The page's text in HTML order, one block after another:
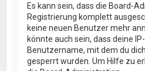
Es kann sein, dass die Board-
Registrierung komplett
keine neuen Benutzer mehr
könnte auch sein, dass deine
Benutzername, mit dem du
gesperrt wurden. Um Hilfe zu